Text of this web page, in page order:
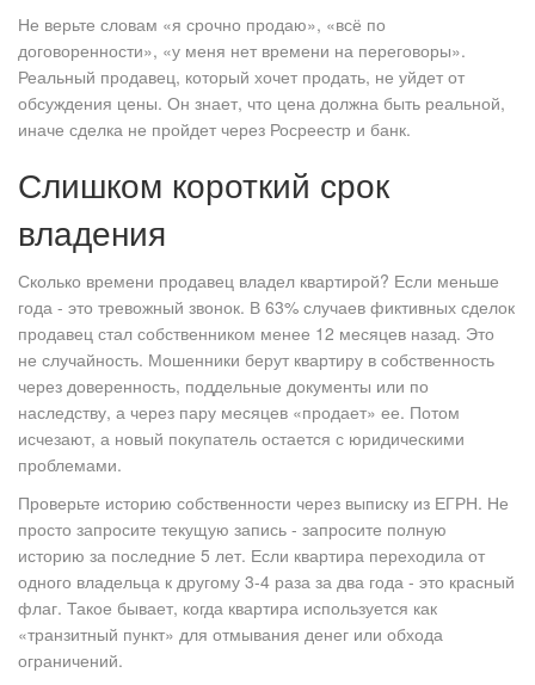
Не верьте словам «я срочно продаю», «всё по
договоренности», «у меня нет времени на переговоры».
Реальный продавец, который хочет продать, не уйдет от
обсуждения цены. Он знает, что цена должна быть реальной,
иначе сделка не пройдет через Росреестр и банк.
Слишком короткий срок
владения
Сколько времени продавец владел квартирой? Если меньше
года - это тревожный звонок. В 63% случаев фиктивных сделок
продавец стал собственником менее 12 месяцев назад. Это
не случайность. Мошенники берут квартиру в собственность
через доверенность, поддельные документы или по
наследству, а через пару месяцев «продает» ее. Потом
исчезают, а новый покупатель остается с юридическими
проблемами.
Проверьте историю собственности через выписку из ЕГРН. Не
просто запросите текущую запись - запросите полную
историю за последние 5 лет. Если квартира переходила от
одного владельца к другому 3-4 раза за два года - это красный
флаг. Такое бывает, когда квартира используется как
«транзитный пункт» для отмывания денег или обхода
ограничений.